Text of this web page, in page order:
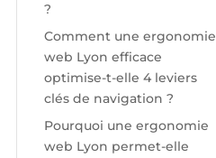
?
Comment une ergonomie
web Lyon efficace
optimise-t-elle 4 leviers
clés de navigation ?
Pourquoi une ergonomie
web Lyon permet-elle